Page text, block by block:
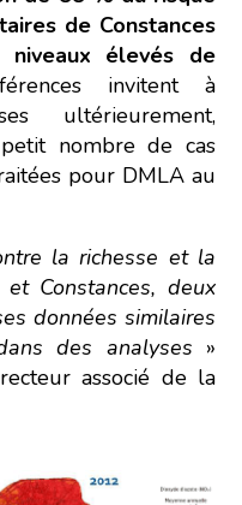
de Constances
élevés de
invitent à
ultérieurement,
nombre de cas
pour DMLA au
la richesse et la
Constances, deux
données similaires
des analyses »
associé de la